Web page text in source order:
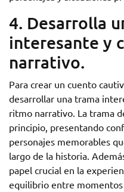
4. Desarrolla
interesante y
narrativo.
Para crear un cuento
desarrollar una trama
ritmo narrativo. La trama
principio, presentando
personajes memorables
largo de la historia.
papel crucial en la
equilibrio entre momentos